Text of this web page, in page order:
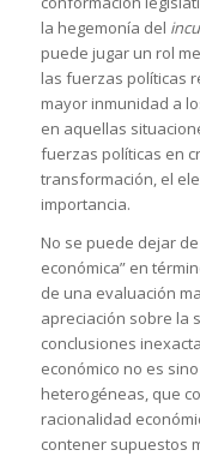
la hegemonía del
puede jugar un rol
las fuerzas políticas
mayor inmunidad a
en aquellas
fuerzas políticas en
transformación, el
importancia.
No se puede dejar
económica” en
de una evaluación
apreciación sobre la
conclusiones
económico no es
heterogéneas, que
racionalidad
contener supuestos